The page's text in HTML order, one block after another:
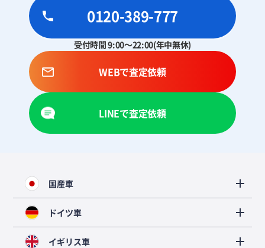
0120-389-777
受付時間 9:00～22:00(年中無休)
WEBで査定依頼
LINEで査定依頼
国産車
ドイツ車
イギリス車